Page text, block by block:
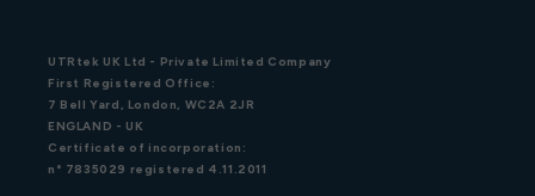
UTRtek UK Ltd - Private Limited Company
First Registered Office:
7 Bell Yard, London, WC2A 2JR
ENGLAND - UK
Certificate of incorporation:
n° 7835029 registered 4.11.2011